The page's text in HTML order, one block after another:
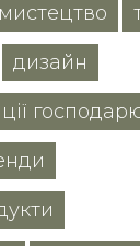
мистецтво
дизайн